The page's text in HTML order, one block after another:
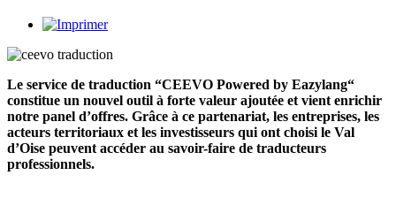
Le service de traduction “CEEVO Powered by Eazylang“
constitue un nouvel outil à forte valeur ajoutée et vient enrichir
notre panel d’offres. Grâce à ce partenariat, les entreprises, les
acteurs territoriaux et les investisseurs qui ont choisi le Val
d’Oise peuvent accéder au savoir-faire de traducteurs
professionnels.